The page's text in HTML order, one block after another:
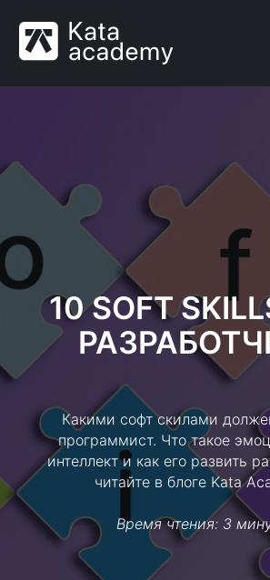
10 SOFT
Какими софт скилами
программист. Что такое
интеллект и как его развить
читайте в блоге Kata
Время чтения: 3